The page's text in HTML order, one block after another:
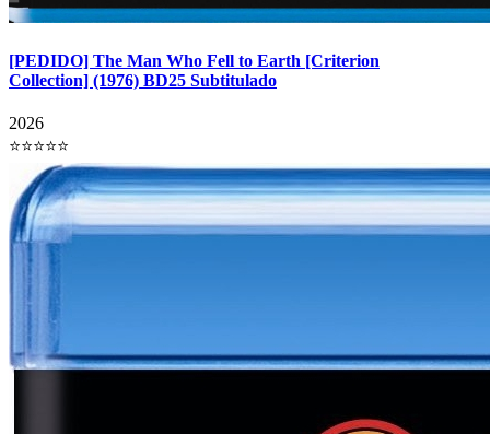
[PEDIDO] The Man Who Fell to Earth [Criterion
Collection] (1976) BD25 Subtitulado
2026
⭐⭐⭐⭐⭐